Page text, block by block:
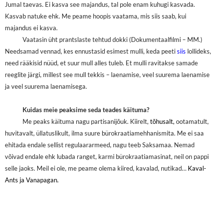
Jumal taevas. Ei kasva see majandus, tal pole enam kuhugi kasvada.
Kasvab natuke ehk. Me peame hoopis vaatama, mis siis saab, kui
majandus ei kasva.
Vaatasin üht prantslaste tehtud dokki (Dokumentaalfilmi – MM.)
Needsamad vennad, kes ennustasid esimest mulli, keda peetisiis lollideks,
need rääkisid nüüd, et suur mull alles tuleb. Et mulli ravitakse samade
reeglite järgi, millest see mull tekkis – laenamise, veel suurema laenamise
ja veel suurema laenamisega.
Kuidas meie peaksime seda teades käituma?
Me peaks käituma nagu partisanijõuk. Kiirelt, tõhusalt, ootamatult,
huvitavalt, üllatuslikult, ilma suure bürokraatiamehhanismita. Me ei saa
ehitada endale sellist regulaararmeed, nagu teeb Saksamaa. Nemad
võivad endale ehk lubada ranget, karmi bürokraatiamasinat, neil on pappi
selle jaoks. Meil ei ole, me peame olema kiired, kavalad, nutikad… Kaval-
Ants ja Vanapagan.